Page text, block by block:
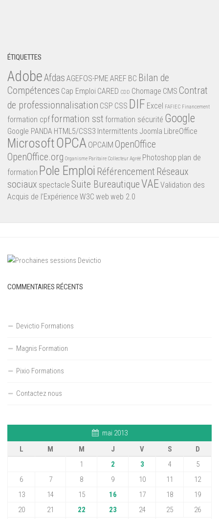
ÉTIQUETTES
AdobeAfdas AGEFOS-PME AREF BC Bilan de
Compétences Cap Emploi CARED CDD Chomage CMS Contrat
de professionnalisation CSP CSS DIF Excel FAFIEC Financement
formation cpfformation sst formation sécurité Google
Google PANDA HTML5/CSS3 Intermittents Joomla LibreOffice
MicrosoftOPCA OPCAIM OpenOffice
OpenOffice.org Organisme Paritaire Collecteur Agréé Photoshop plan de
formation Pole Emploi Référencement Réseaux
sociaux spectacle Suite BureautiqueVAEValidation des
Acquis de l’Expérience W3C web web 2.0
COMMENTAIRES RÉCENTS
Devictio Formations
Magnis Formation
Pixio Formations
Contactez nous
mai 2013
L
M M J V S
D
1
2 3 4
5
6
7 8 9 10 11
12
13
14 15 16 17 18
19
20
21 22 23 24 25 26